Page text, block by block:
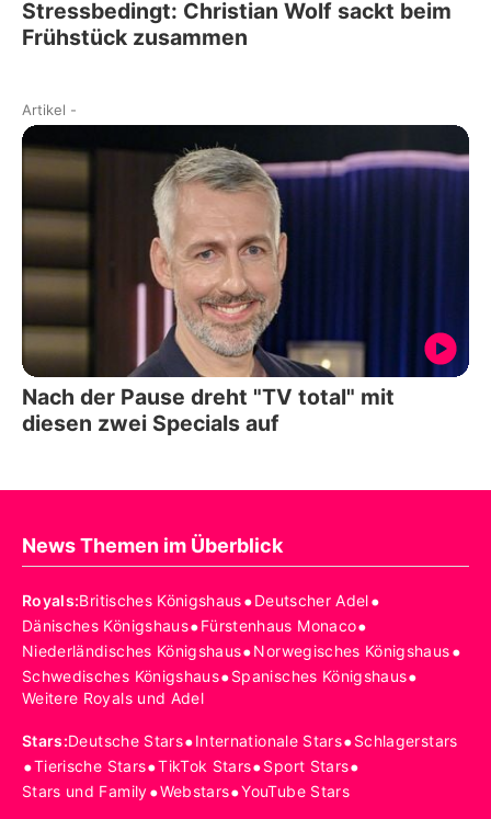
Stressbedingt: Christian Wolf sackt beim
Frühstück zusammen
Artikel -
Nach der Pause dreht "TV total" mit
diesen zwei Specials auf
News Themen im Überblick
Royals:Britisches Königshaus•Deutscher Adel•
Dänisches Königshaus•Fürstenhaus Monaco•
Niederländisches Königshaus•Norwegisches Königshaus•
Schwedisches Königshaus•Spanisches Königshaus•
Weitere Royals und Adel
Stars:Deutsche Stars•Internationale Stars•Schlagerstars
•Tierische Stars•TikTok Stars•Sport Stars•
Stars und Family•Webstars•YouTube Stars